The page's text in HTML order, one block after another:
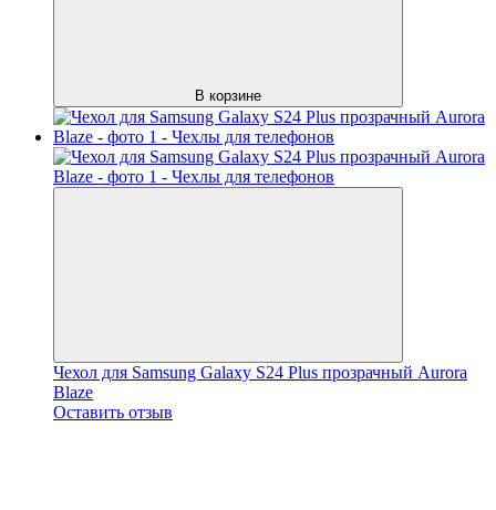
В корзине
Чехол для Samsung Galaxy S24 Plus прозрачный Aurora
Blaze
Оставить отзыв